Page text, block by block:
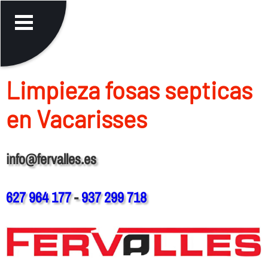
Limpieza fosas septicas
en Vacarisses
info@fervalles.es
627 964 177-937 299 718